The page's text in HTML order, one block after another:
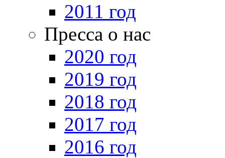
2011 год
Пресса о нас
2020 год
2019 год
2018 год
2017 год
2016 год